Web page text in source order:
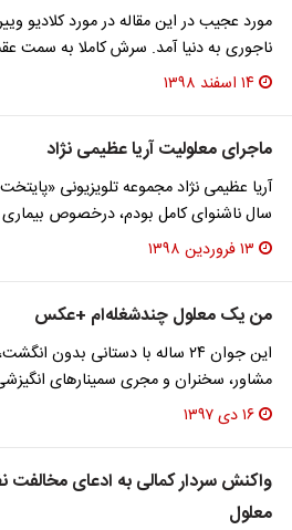
مورد عجیب در این مقاله در مورد کلادیو
ناجوری به دنیا آمد. سرش کاملا به
۱۴ اسفند ۱۳۹۸
ماجرای معلولیت آریا عظیمی نژاد
سال ناشنوای کامل بودم، درخصوص
۱۳ فروردین ۱۳۹۸
من یک معلول چندشغله‌ام +عکس
این جوان ۲۴ ساله با دستانی بدون
مشاور، سخنران و مجری سمینارهای
۱۶ دی ۱۳۹۷
واکنش سردار کمالی به ادعای
معلول